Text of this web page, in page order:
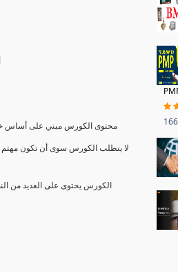
محتوى الكورس مبني على أساس
لا يتطلب الكورس سوى أن تكون مهتم
الكورس يحتوى على العديد من